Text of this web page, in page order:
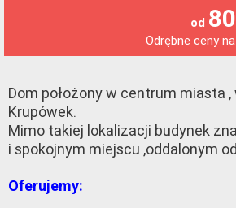
od 80
Odrębne ceny
Dom położony w centrum miasta
Krupówek.
Mimo takiej lokalizacji budynek
i spokojnym miejscu ,oddalonym
Oferujemy: